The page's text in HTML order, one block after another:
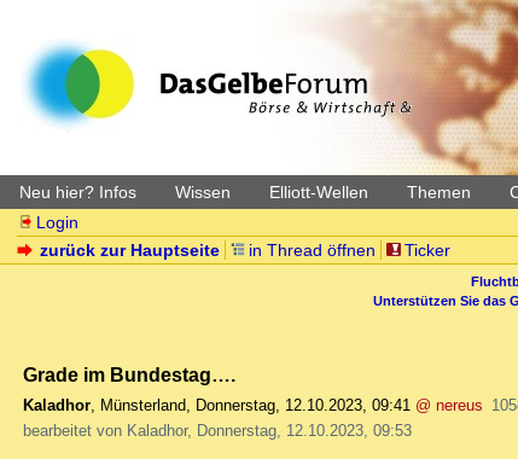
Neu hier? Infos Wissen Elliott-Wellen Themen
Login
zurück zur Hauptseite
in Thread öffnen Ticker
Unterstützen Sie das
Grade im Bundestag….
Kaladhor, Münsterland, Donnerstag, 12.10.2023, 09:41 @ nereus
bearbeitet von Kaladhor, Donnerstag, 12.10.2023, 09:53